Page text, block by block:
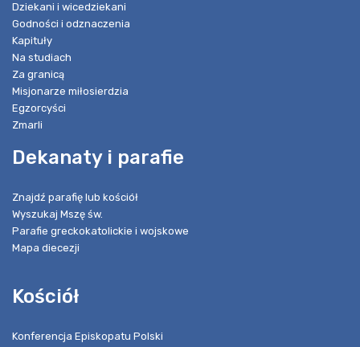
Dziekani i wicedziekani
Godności i odznaczenia
Kapituły
Na studiach
Za granicą
Misjonarze miłosierdzia
Egzorcyści
Zmarli
Dekanaty i parafie
Znajdź parafię lub kościół
Wyszukaj Mszę św.
Parafie greckokatolickie i wojskowe
Mapa diecezji
Kościół
Konferencja Episkopatu Polski